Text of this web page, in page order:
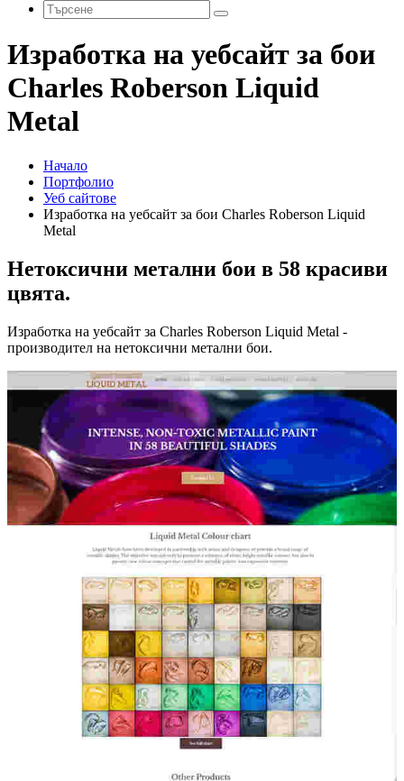
Изработка на уебсайт за бои
Charles Roberson Liquid
Metal
Начало
Портфолио
Уеб сайтове
Изработка на уебсайт за бои Charles Roberson Liquid
Metal
Нетоксични метални бои в 58 красиви
цвята.
Изработка на уебсайт за Charles Roberson Liquid Metal -
производител на нетоксични метални бои.